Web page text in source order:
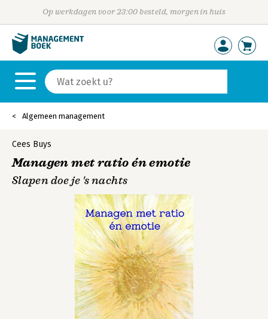
Op werkdagen voor 23:00 besteld, morgen in huis
Algemeen management
Cees Buys
Managen met ratio én emotie
Slapen doe je 's nachts